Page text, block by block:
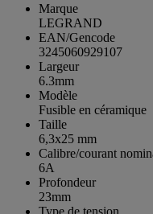
Marque
LEGRAND
EAN/Gencode
3245060929107
Largeur
6.3mm
Modèle
Fusible en céramique
Taille
6,3x25 mm
Calibre/courant
6A
Profondeur
23mm
Type de tension